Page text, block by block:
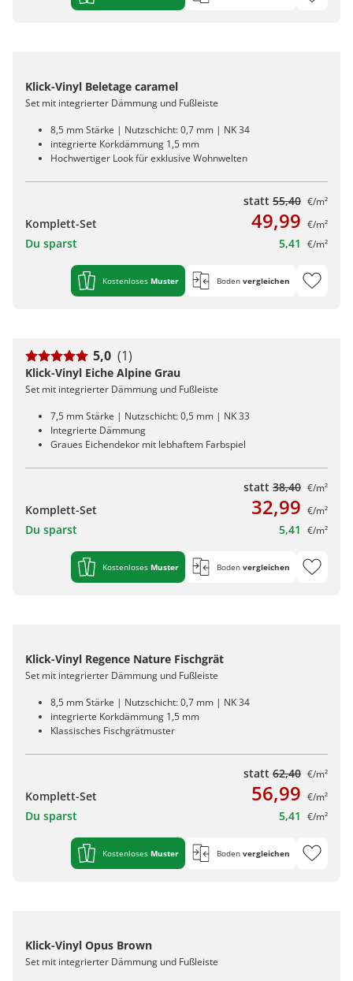
Klick-Vinyl Beletage caramel
Set mit integrierter Dämmung und Fußleiste
8,5 mm Stärke | Nutzschicht: 0,7 mm | NK 34
integrierte Korkdämmung 1,5 mm
Hochwertiger Look für exklusive Wohnwelten
statt 55,40 €/m²
Komplett-Set 49,99 €/m²
Du sparst 5,41 €/m²
Kostenloses Muster Boden vergleichen
5,0 (1)
Klick-Vinyl Eiche Alpine Grau
Set mit integrierter Dämmung und Fußleiste
7,5 mm Stärke | Nutzschicht: 0,5 mm | NK 33
Integrierte Dämmung
Graues Eichendekor mit lebhaftem Farbspiel
statt 38,40 €/m²
Komplett-Set 32,99 €/m²
Du sparst 5,41 €/m²
Kostenloses Muster Boden vergleichen
Klick-Vinyl Regence Nature Fischgrät
Set mit integrierter Dämmung und Fußleiste
8,5 mm Stärke | Nutzschicht: 0,7 mm | NK 34
integrierte Korkdämmung 1,5 mm
Klassisches Fischgrätmuster
statt 62,40 €/m²
Komplett-Set 56,99 €/m²
Du sparst 5,41 €/m²
Kostenloses Muster Boden vergleichen
Klick-Vinyl Opus Brown
Set mit integrierter Dämmung und Fußleiste